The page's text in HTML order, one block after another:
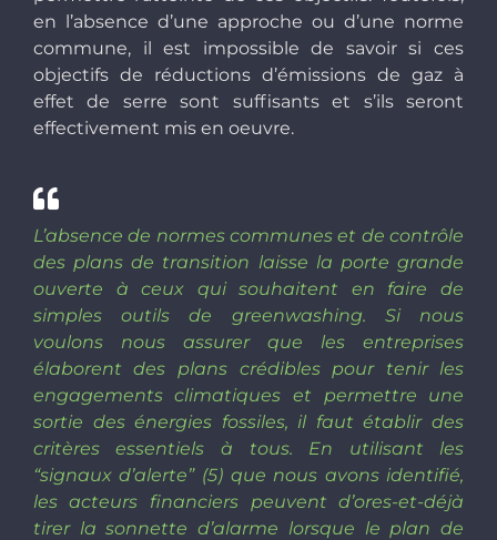
en l’absence d’une approche ou d’une norme
commune, il est impossible de savoir si ces
objectifs de réductions d’émissions de gaz à
effet de serre sont suffisants et s’ils seront
effectivement mis en oeuvre.
L’absence de normes communes et de contrôle
des plans de transition laisse la porte grande
ouverte à ceux qui souhaitent en faire de
simples outils de greenwashing. Si nous
voulons nous assurer que les entreprises
élaborent des plans crédibles pour tenir les
engagements climatiques et permettre une
sortie des énergies fossiles, il faut établir des
critères essentiels à tous. En utilisant les
“signaux d’alerte” (5) que nous avons identifié,
les acteurs financiers peuvent d’ores-et-déjà
tirer la sonnette d’alarme lorsque le plan de